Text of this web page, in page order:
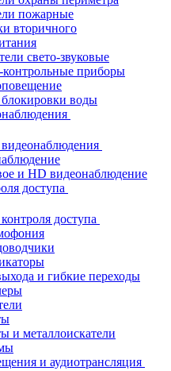
пожарные
вторичного
свето-звуковые
приборы
воды
и HD видеонаблюдение
доступа
доступа
и гибкие переходы
и металлоискатели
и аудиотрансляция